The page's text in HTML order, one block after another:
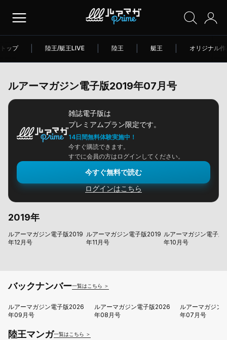
トップ 陸王/艇王LIVE 陸王 艇王 オリジナル
ルアーマガジン電子版2019年07月号
雑誌電子版は
プレミアムプラン限定です。
14日間無料体験実施中！
今すぐ購読できます。
すでに会員の方はログインしてください。
今すぐ無料で読む
ログインはこちら
2019年
ルアーマガジン電子版2019
年12月号
ルアーマガジン電子版2019
年11月号
ルアーマガジン電子版
年10月号
バックナンバー一覧はこちら ＞
ルアーマガジン電子版2026
年09月号
ルアーマガジン電子版2026
年08月号
ルアーマガジン
年07月号
陸王マンガ一覧はこちら ＞